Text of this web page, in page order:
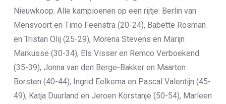
Nieuwkoop. Alle kampioenen op een rijtje: Berlin van
Mensvoort en Timo Feenstra (20-24), Babette Rosman
en Tristan Olij (25-29), Morena Stevens en Marijn
Markusse (30-34), Els Visser en Remco Verboekend
(35-39), Jonna van den Berge-Bakker en Maarten
Borsten (40-44), Ingrid Eelkema en Pascal Valentijn (45-
49), Katja Duurland en Jeroen Korstanje (50-54), Marleen